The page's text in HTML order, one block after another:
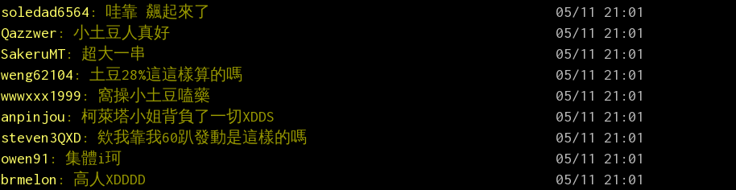
soledad6564 : 哇靠 飆起來了
Qazzwer : 小土豆人真好
SakeruMT: 超大一串
weng62104 : 土豆28%這這樣算的嗎
wwwxxx1999 : 窩操小土豆嗑藥
anpinjou : 柯萊塔小姐背負了一切XDDS
steven3QXD : 欸我靠我60趴發動是這樣的嗎
owen91 : 集體i珂
brmelon : 高人XDDDD